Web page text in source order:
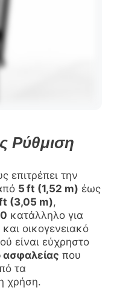
Ρύθμιση
επιτρέπει την
5 ft (1,52 m) έως
(3,05 m),
κατάλληλο για
οικογενειακό
είναι εύχρηστο
ασφαλείας που
τα
χρήση.